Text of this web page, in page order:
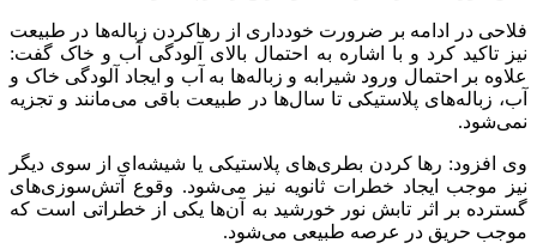
فلاحی در ادامه بر ضرورت خودداری از رهاکردن زباله‌ها در طبیعت
نیز تاکید کرد و با اشاره به احتمال بالای آلودگی آب و خاک گفت:
علاوه بر احتمال ورود شیرابه و زباله‌ها به آب و ایجاد آلودگی‌ خاک و
آب، زباله‌های پلاستیکی تا سال‌ها در طبیعت باقی می‌مانند و تجزیه
نمی‌شود.
وی افزود: رها کردن بطری‌های پلاستیکی یا شیشه‌ای از سوی دیگر
نیز موجب ایجاد خطرات ثانویه نیز می‌شود. وقوع آتش‌سوزی‌های
گسترده بر اثر تابش نور خورشید به آن‌ها یکی از خطراتی است که
موجب حریق در عرصه طبیعی می‌شود.